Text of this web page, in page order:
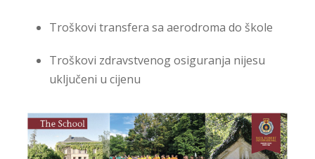
Troškovi transfera sa aerodroma do škole
Troškovi zdravstvenog osiguranja nijesu
uključeni u cijenu